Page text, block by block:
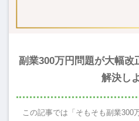
副業300万円問題が大幅
解決し
この記事では「そもそも副業300